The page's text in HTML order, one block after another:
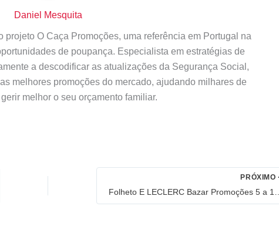
Daniel Mesquita
projeto O Caça Promoções, uma referência em Portugal na
de poupança. Especialista em estratégias de
a descodificar as atualizações da Segurança Social,
melhores promoções do mercado, ajudando milhares de
melhor o seu orçamento familiar.
PRÓXIMO